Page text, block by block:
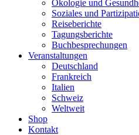
Ökologie und
Soziales und
Reiseberichte
Tagungsberichte
Buchbesprechungen
Veranstaltungen
Deutschland
Frankreich
Italien
Schweiz
Weltweit
Shop
Kontakt